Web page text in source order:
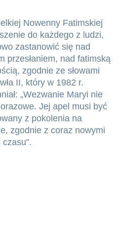
Nowenny Fatimskiej
do każdego z ludzi,
zastanowić się nad
przesłaniem, nad fatimską
zgodnie ze słowami
II, który w 1982 r.
„Wezwanie Maryi nie
Jej apel musi być
z pokolenia na
zgodnie z coraz nowymi